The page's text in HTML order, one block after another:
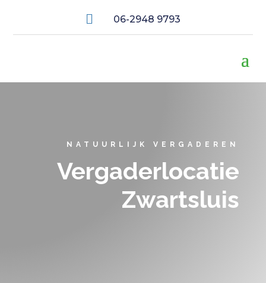
 06-2948 9793
NATUURLIJK VERGADEREN
Vergaderlocatie
Zwartsluis